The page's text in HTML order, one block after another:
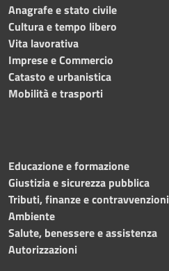
Anagrafe e stato civile
Cultura e tempo libero
Vita lavorativa
Imprese e Commercio
Catasto e urbanistica
Mobilità e trasporti
Educazione e formazione
Giustizia e sicurezza pubblica
Tributi, finanze e contravvenzioni
Ambiente
Salute, benessere e assistenza
Autorizzazioni